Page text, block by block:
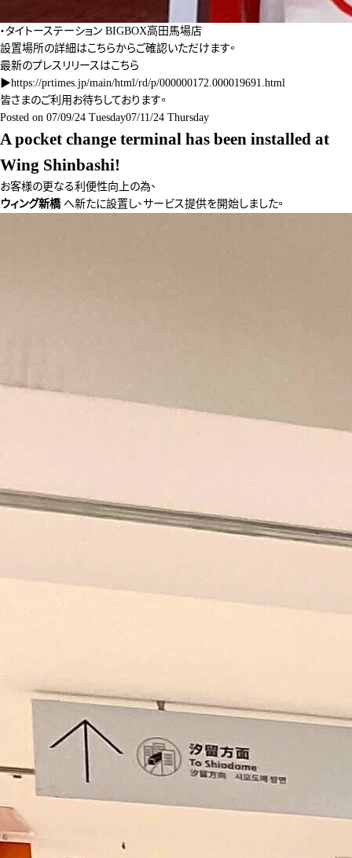
・タイトーステーション BIGBOX高田馬場店
設置場所の詳細はこちらからご確認いただけます。
最新のプレスリリースはこちら
▶https://prtimes.jp/main/html/rd/p/000000172.000019691.html
皆さまのご利用お待ちしております。
Posted on 07/09/24 Tuesday07/11/24 Thursday
A pocket change terminal has been installed at
Wing Shinbashi!
お客様の更なる利便性向上の為、
ウィング新橋へ新たに設置し、サービス提供を開始しました。